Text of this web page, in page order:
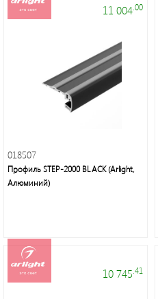
11 004.00
018507
Профиль STEP-2000 BLACK (Arlight,
Алюминий)
10 745 .41